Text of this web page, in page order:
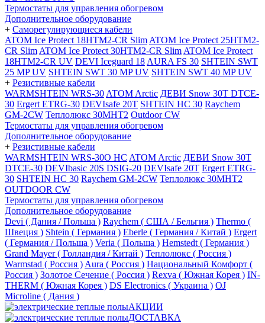
Термостаты для управления обогревом
Дополнительное оборудование
+ Саморегулирующиеся кабели
ATOM Ice Protect 18HTM2-CR Slim ATOM Ice Protect 25HTM2-
CR Slim ATOM Ice Protect 30HTM2-CR Slim ATOM Ice Protect
18HTM2-CR UV DEVI Iceguard 18 AURA FS 30 SHTEIN SWT
25 MP UV SHTEIN SWT 30 MP UV SHTEIN SWT 40 MP UV
+ Резистивные кабели
WARMSHTEIN WRS-30 ATOM Arctic ДЕВИ Snow 30T DTCE-
30 Ergert ETRG-30 DEVIsafe 20T SHTEIN HC 30 Raychem
GM-2CW Теплолюкс 30МНТ2 Outdoor CW
Термостаты для управления обогревом
Дополнительное оборудование
+ Резистивные кабели
WARMSHTEIN WRS-30O HC ATOM Arctic ДЕВИ Snow 30T
DTCE-30 DEVIbasic 20S DSIG-20 DEVIsafe 20T Ergert ETRG-
30 SHTEIN HC 30 Raychem GM-2CW Теплолюкс 30МНТ2
OUTDOOR CW
Термостаты для управления обогревом
Дополнительное оборудование
Devi ( Дания / Польша ) Raychem ( США / Бельгия ) Thermo (
Швеция ) Shtein ( Германия ) Eberle ( Германия / Китай ) Ergert
( Германия / Польша ) Veria ( Польша ) Hemstedt ( Германия )
Grand Mayer ( Голландия / Китай ) Теплолюкс ( Россия )
Warmstad ( Россия ) Aura ( Россия ) Национальный Комфорт (
Россия ) Золотое Сечение ( Россия ) Rexva ( Южная Корея ) IN-
THERM ( Южная Корея ) DS Electronics ( Украина ) OJ
Microline ( Дания )
АКЦИИ
ДОСТАВКА